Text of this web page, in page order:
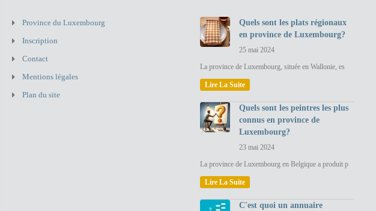
Province du Luxembourg
Inscription
Contact
Mentions légales
Plan du site
Quels sont les plats régionaux
en province de Luxembourg?
25 mai 2024
La province de Luxembourg, située en Wallonie, es
Lire La Suite
Quels sont les peintres les plus
connus en province de
Luxembourg?
23 mai 2024
La province de Luxembourg en Belgique a produit p
Lire La Suite
C'est quoi un annuaire